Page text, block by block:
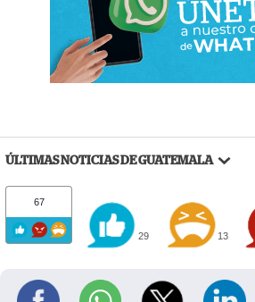
ÚLTIMAS NOTICIAS DE GUATEMALA
67
29 13